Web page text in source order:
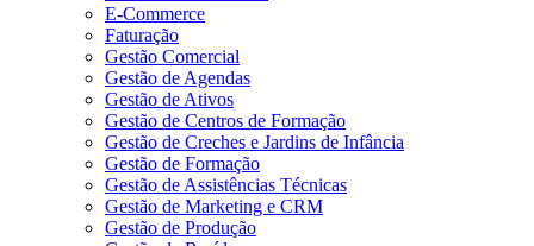
E-Commerce
Faturação
Gestão Comercial
Gestão de Agendas
Gestão de Ativos
Gestão de Centros de Formação
Gestão de Creches e Jardins de Infância
Gestão de Formação
Gestão de Assistências Técnicas
Gestão de Marketing e CRM
Gestão de Produção